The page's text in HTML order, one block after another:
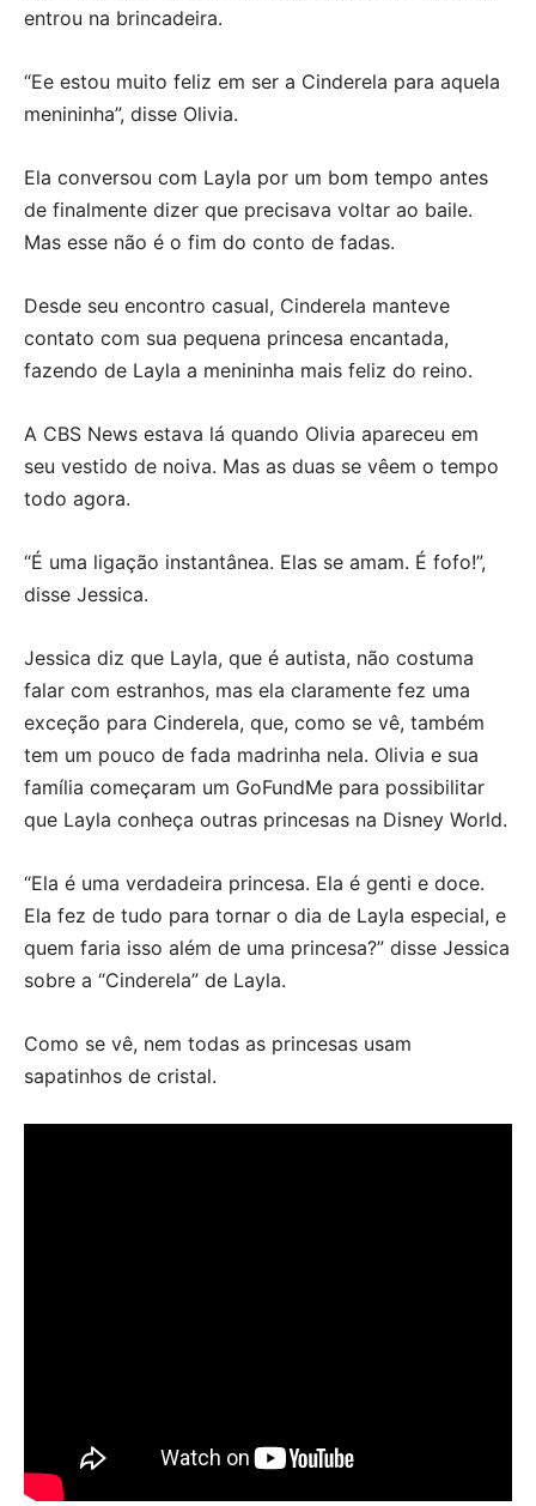
entrou na brincadeira.
“Ee estou muito feliz em ser a Cinderela para aquela
menininha”, disse Olivia.
Ela conversou com Layla por um bom tempo antes
de finalmente dizer que precisava voltar ao baile.
Mas esse não é o fim do conto de fadas.
Desde seu encontro casual, Cinderela manteve
contato com sua pequena princesa encantada,
fazendo de Layla a menininha mais feliz do reino.
A CBS News estava lá quando Olivia apareceu em
seu vestido de noiva. Mas as duas se vêem o tempo
todo agora.
“É uma ligação instantânea. Elas se amam. É fofo!”,
disse Jessica.
Jessica diz que Layla, que é autista, não costuma
falar com estranhos, mas ela claramente fez uma
exceção para Cinderela, que, como se vê, também
tem um pouco de fada madrinha nela. Olivia e sua
família começaram um GoFundMe para possibilitar
que Layla conheça outras princesas na Disney World.
“Ela é uma verdadeira princesa. Ela é genti e doce.
Ela fez de tudo para tornar o dia de Layla especial, e
quem faria isso além de uma princesa?” disse Jessica
sobre a “Cinderela” de Layla.
Como se vê, nem todas as princesas usam
sapatinhos de cristal.